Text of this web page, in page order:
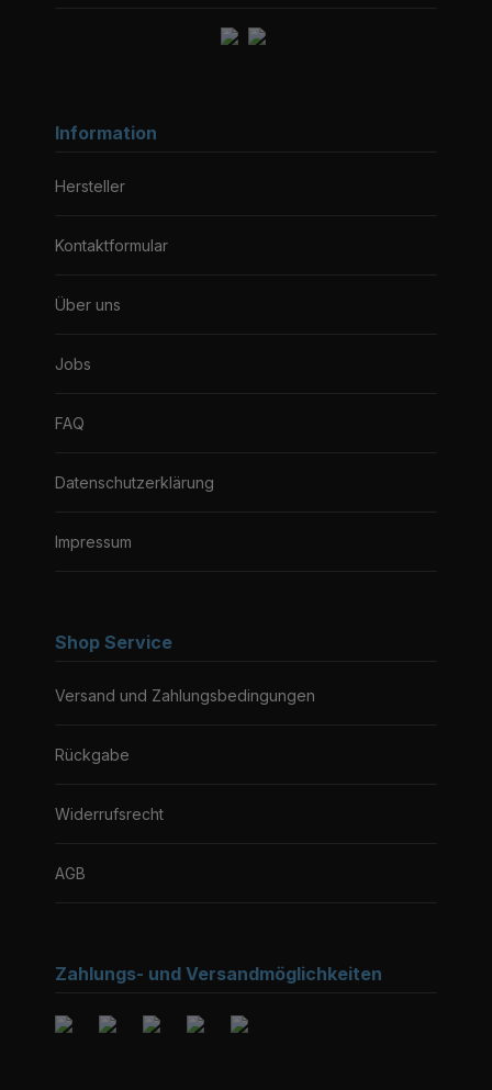
Information
Hersteller
Kontaktformular
Über uns
Jobs
FAQ
Datenschutzerklärung
Impressum
Shop Service
Versand und Zahlungsbedingungen
Rückgabe
Widerrufsrecht
AGB
Zahlungs- und Versandmöglichkeiten